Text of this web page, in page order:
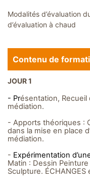
Modalités d’évaluation
d’évaluation à chaud
Contenu de
JOUR 1
- Présentation, Recueil
médiation.
- Apports théoriques :
dans la mise en place
médiation.
- Expérimentation
Matin : Dessin
Sculpture.